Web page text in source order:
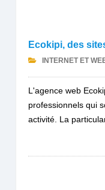
Ecokipi, des
INTERNET ET
L'agence web
professionnels qui
activité. La